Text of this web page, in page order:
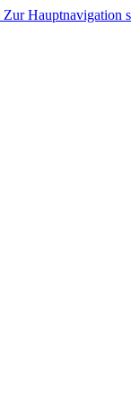
Zur Hauptnavigation